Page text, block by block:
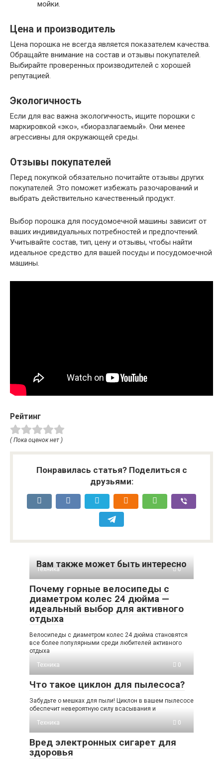
мойки.
Цена и производитель
Цена порошка не всегда является показателем качества.
Обращайте внимание на состав и отзывы покупателей.
Выбирайте проверенных производителей с хорошей
репутацией.
Экологичность
Если для вас важна экологичность, ищите порошки с
маркировкой «эко», «биоразлагаемый». Они менее
агрессивны для окружающей среды.
Отзывы покупателей
Перед покупкой обязательно почитайте отзывы других
покупателей. Это поможет избежать разочарований и
выбрать действительно качественный продукт.
Выбор порошка для посудомоечной машины зависит от
ваших индивидуальных потребностей и предпочтений.
Учитывайте состав, тип, цену и отзывы, чтобы найти
идеальное средство для вашей посуды и посудомоечной
машины.
Рейтинг
( Пока оценок нет )
Понравилась статья? Поделиться с
друзьями:
Вам также может быть интересно
Техника 0
Почему горные велосипеды с
диаметром колес 24 дюйма —
идеальный выбор для активного
отдыха
Велосипеды с диаметром колес 24 дюйма становятся
все более популярными среди любителей активного
отдыха
Техника
0
Что такое циклон для пылесоса?
Забудьте о мешках для пыли! Циклон в вашем пылесосе
обеспечит невероятную силу всасывания и
Техника
0
Вред электронных сигарет для
здоровья